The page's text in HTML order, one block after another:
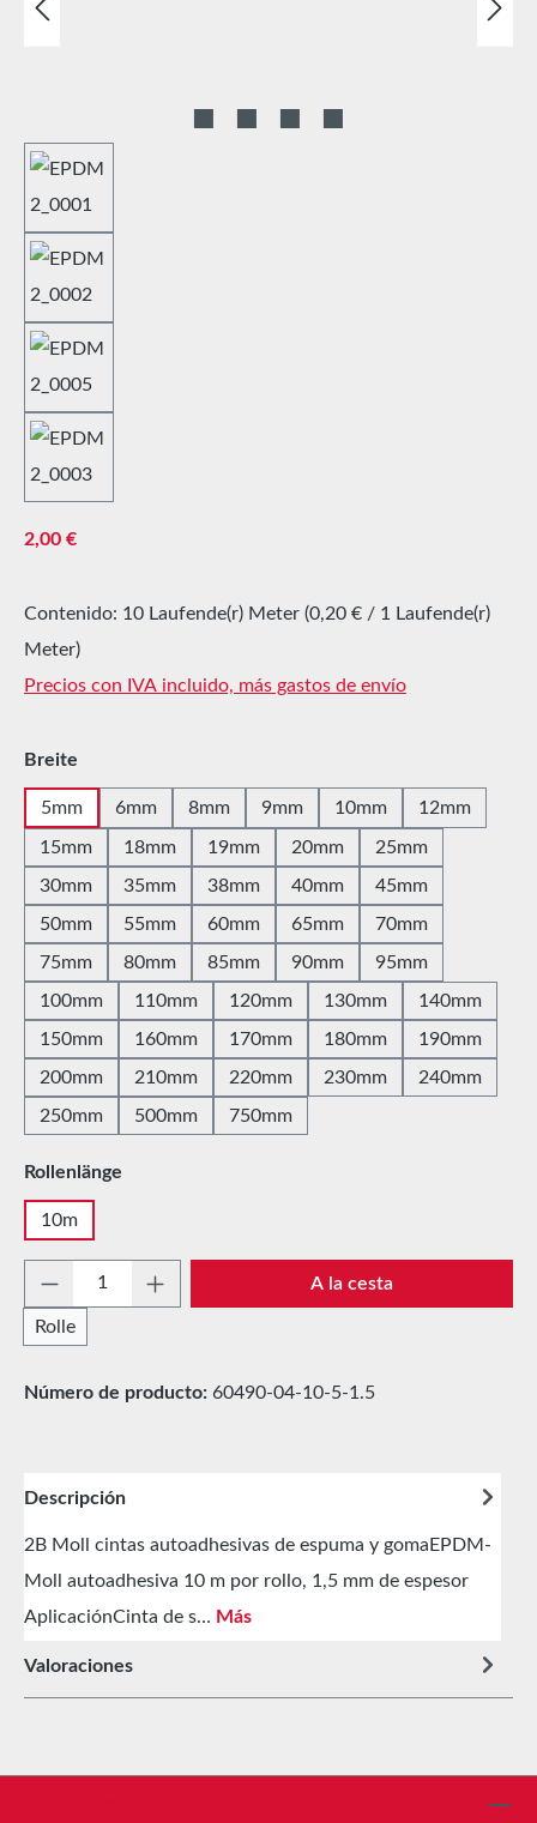
Precio normal:
2,00 €
Contenido: 10 Laufende(r) Meter (0,20 € / 1 Laufende(r)
Meter)
Precios con IVA incluido, más gastos de envío
Seleccione
Breite
5mm 6mm 8mm 9mm 10mm 12mm
15mm 18mm 19mm 20mm
25mm
30mm
35mm 38mm 40mm
45mm
50mm
55mm 60mm 65mm
70mm
75mm
80mm 85mm 90mm
95mm
100mm
110mm 120mm 130mm
140mm
150mm
160mm 170mm 180mm
190mm
200mm
210mm 220mm 230mm
240mm
250mm
500mm 750mm
Seleccione
Rollenlänge
10m
Cantidad del producto: introduce la
Rolle
A la cesta
Número de producto: 60490-04-10-5-1.5
Descripción
2B Moll cintas autoadhesivas de espuma y gomaEPDM-
Moll autoadhesiva 10 m por rollo, 1,5 mm de espesor
AplicaciónCinta de s… Más
Valoraciones